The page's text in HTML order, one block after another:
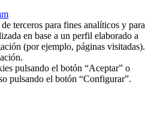
terceros para fines analíticos y para
en base a un perfil elaborado a
(por ejemplo, páginas visitadas).
pulsando el botón “Aceptar” o
pulsando el botón “Configurar”.